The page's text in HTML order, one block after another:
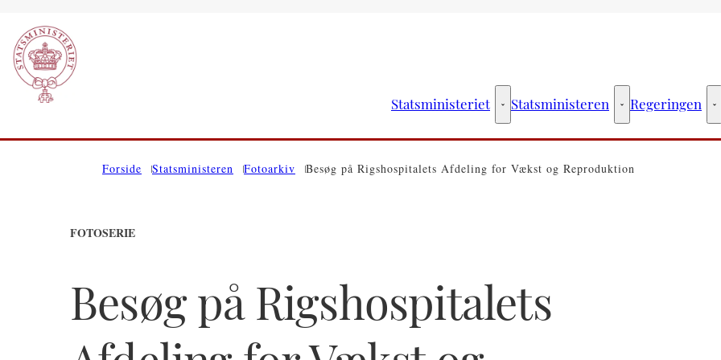
Statsministeriet Statsministeriet - Flere links
Statsministeren Statsministeren -
Regeringen
Forside Statsministeren Fotoarkiv Besøg på Rigshospitalets Afdeling for Vækst og Reproduktion
FOTOSERIE
Besøg på Rigshospitalets